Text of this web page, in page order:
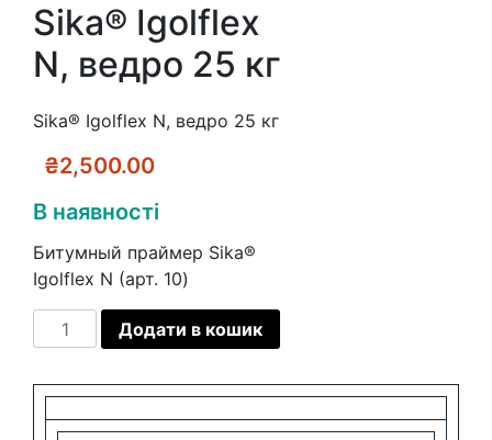
Sika® Igolflex
N, ведро 25 кг
Sika® Igolflex N, ведро 25 кг
₴2,500.00
В наявності
Битумный праймер Sika®
Igolflex N (арт. 10)
Sika®
Igolflex
ведро
25
Додати в кошик